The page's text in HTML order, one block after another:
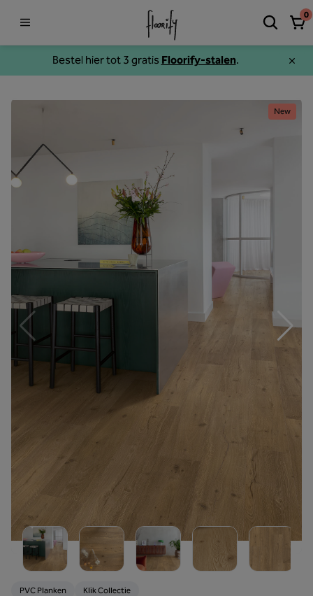
Bestel hier tot 3 gratis Floorify-stalen.
0
New
PVC Planken Klik Collectie